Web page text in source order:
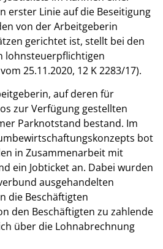
erster Linie auf die Beseitigung
von der Arbeitgeberin
gerichtet ist, stellt bei den
lohnsteuerpflichtigen
25.11.2020, 12 K 2283/17).
auf deren für
zur Verfügung gestellten
Parknotstand bestand. Im
bot
in Zusammenarbeit mit
ein Jobticket an. Dabei wurden
ausgehandelten
die Beschäftigten
den Beschäftigten zu zahlende
über die Lohnabrechnung